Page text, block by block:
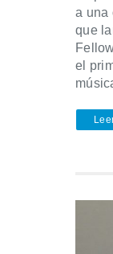
a una
que
el